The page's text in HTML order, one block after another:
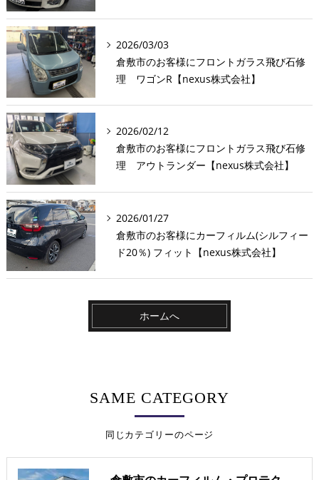
2026/03/03
倉敷市のお客様にフロントガラス飛び石修
理 ワゴンR【nexus株式会社】
2026/02/12
倉敷市のお客様にフロントガラス飛び石修
理 アウトランダー【nexus株式会社】
2026/01/27
倉敷市のお客様にカーフィルム(シルフィー
ド20％) フィット【nexus株式会社】
ホームへ
同じカテゴリーのページ
SAME CATEGORY